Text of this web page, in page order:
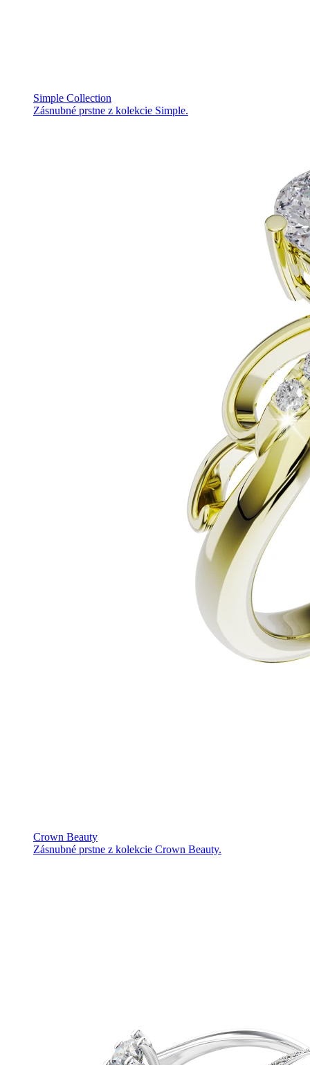
Simple Collection
Zásnubné prstne z kolekcie Simple.
Crown Beauty
Zásnubné prstne z kolekcie Crown Beauty.